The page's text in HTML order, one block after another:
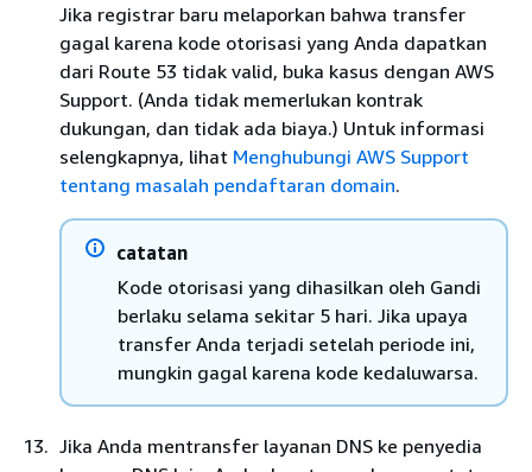
Jika registrar baru melaporkan bahwa transfer
gagal karena kode otorisasi yang Anda dapatkan
dari Route 53 tidak valid, buka kasus dengan AWS
Support. (Anda tidak memerlukan kontrak
dukungan, dan tidak ada biaya.) Untuk informasi
selengkapnya, lihat Menghubungi AWS Support
tentang masalah pendaftaran domain.
catatan
Kode otorisasi yang dihasilkan oleh Gandi
berlaku selama sekitar 5 hari. Jika upaya
transfer Anda terjadi setelah periode ini,
mungkin gagal karena kode kedaluwarsa.
Jika Anda mentransfer layanan DNS ke penyedia